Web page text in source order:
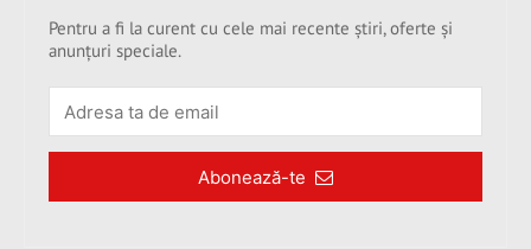
Pentru a fi la curent cu cele mai recente știri, oferte și
anunțuri speciale.
Abonează-te